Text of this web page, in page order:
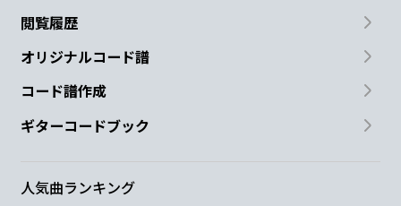
F
これじゃない あ
刻で
閲覧履歴
オリジナルコード譜
コード譜作成
ギターコードブック
人気曲ランキング